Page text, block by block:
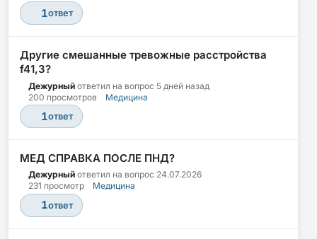
1ответ
Другие смешанные тревожные расстройства
f41,3?
Дежурный ответил на вопрос 5 дней назад
200 просмотров
Медицина
1ответ
МЕД СПРАВКА ПОСЛЕ ПНД?
Дежурный ответил на вопрос 24.07.2026
231 просмотр
Медицина
1ответ